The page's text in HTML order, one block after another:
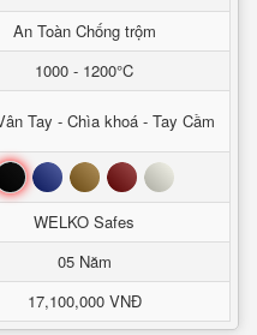
An Toàn Chống trộm
1000 - 1200°C
Tay - Chìa khoá - Tay Cầm
Xanh Nâu Đỏ Trắng
WELKO Safes
05 Năm
17,100,000 VNĐ